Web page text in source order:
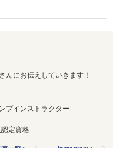
んにお伝えしていきます！
プインストラクター
定資格